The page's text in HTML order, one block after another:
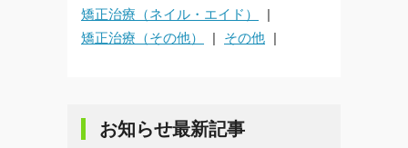
矯正治療（ネイル・エイド）
矯正治療（その他）
その他
お知らせ最新記事